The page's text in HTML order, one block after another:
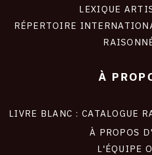
LEXIQUE
RÉPERTOIRE
À
LIVRE BLANC : CATALOGUE
À PROPOS
L'ÉQUIPE